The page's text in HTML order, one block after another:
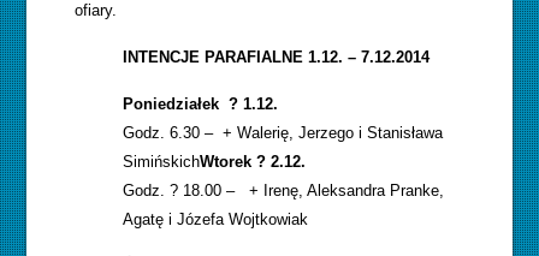
ofiary.
INTENCJE PARAFIALNE 1.12. – 7.12.2014
Poniedziałek ? 1.12.
Godz. 6.30 – + Walerię, Jerzego i Stanisława
SimińskichWtorek ? 2.12.
Godz. ? 18.00 – + Irenę, Aleksandra Pranke,
Agatę i Józefa Wojtkowiak